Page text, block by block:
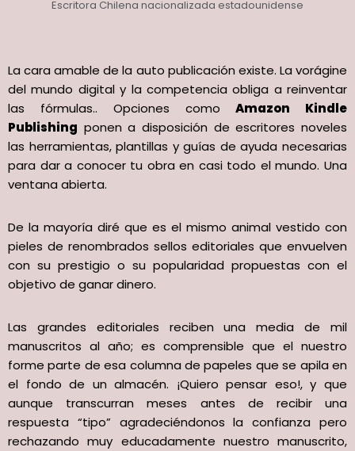
Escritora Chilena nacionalizada estadounidense
La cara amable de la auto publicación existe. La vorágine
del mundo digital y la competencia obliga a reinventar
las fórmulas.. Opciones como Amazon Kindle
Publishing ponen a disposición de escritores noveles
las herramientas, plantillas y guías de ayuda necesarias
para dar a conocer tu obra en casi todo el mundo. Una
ventana abierta.
De la mayoría diré que es el mismo animal vestido con
pieles de renombrados sellos editoriales que envuelven
con su prestigio o su popularidad propuestas con el
objetivo de ganar dinero.
Las grandes editoriales reciben una media de mil
manuscritos al año; es comprensible que el nuestro
forme parte de esa columna de papeles que se apila en
el fondo de un almacén. ¡Quiero pensar eso!, y que
aunque transcurran meses antes de recibir una
respuesta “tipo” agradeciéndonos la confianza pero
rechazando muy educadamente nuestro manuscrito,